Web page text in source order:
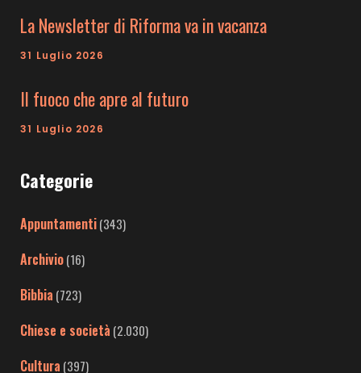
La Newsletter di Riforma va in vacanza
31 Luglio 2026
Il fuoco che apre al futuro
31 Luglio 2026
Categorie
Appuntamenti(343)
Archivio(16)
Bibbia (723)
Chiese e società (2.030)
Cultura (397)